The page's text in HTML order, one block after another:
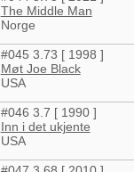
The Middle Man
Norge
#045 3.73 [ 1998 ]
Møt Joe Black
USA
#046 3.7 [ 1990 ]
Inn i det ukjente
USA